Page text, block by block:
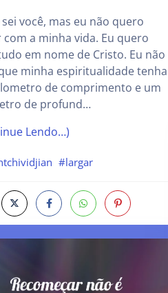
sei você, mas eu não quero
a minha vida. Eu quero
em nome de Cristo. Eu não
minha espiritualidade tenha
de comprimento e um
de profund…
Lendo…)
#largar